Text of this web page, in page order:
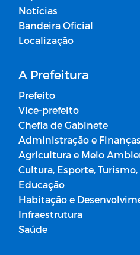
Notícias
Bandeira Oficial
Localização
A Prefeitura
Prefeito
Vice-prefeito
Chefia de Gabinete
Administração e Finanças
Agricultura e Meio
Cultura, Esporte,
Educação
Habitação e
Infraestrutura
Saúde